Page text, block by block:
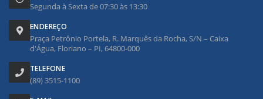
Segunda à Sexta de 07:30 às 13:30
ENDEREÇO
Praça Petrônio Portela, R. Marquês da Rocha, S/N – Caixa
d'Água, Floriano – PI, 64800-000
TELEFONE
(89) 3515-1100